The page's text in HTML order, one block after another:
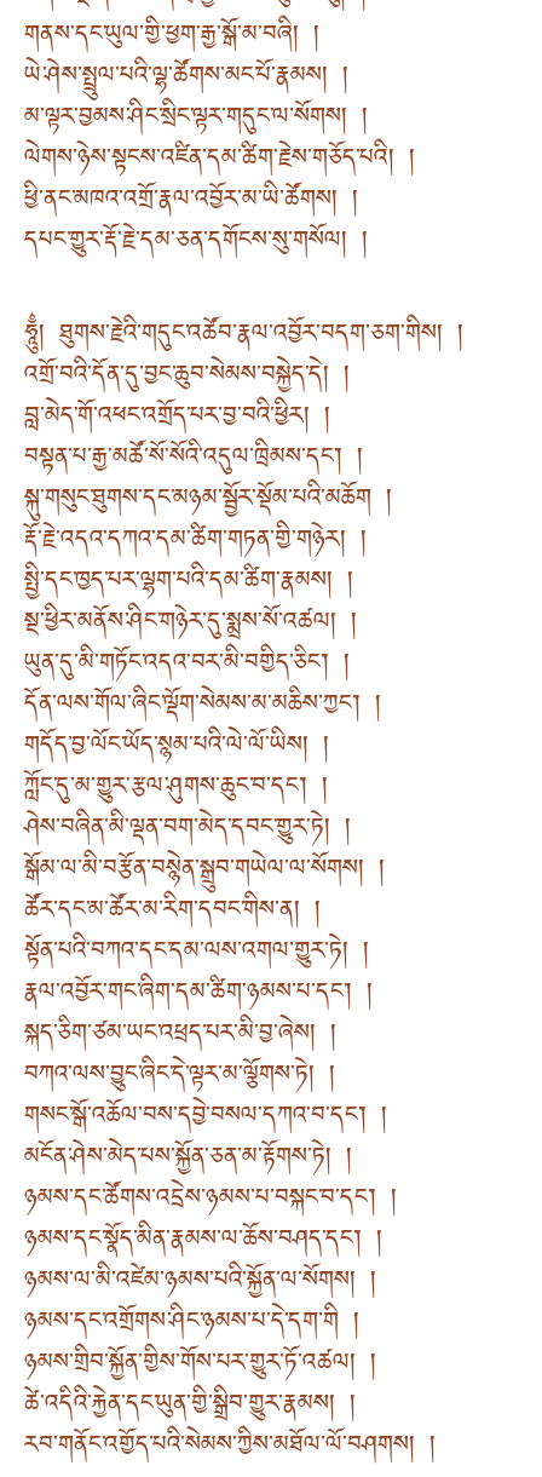
གནས་དང་ཡུལ་གྱི་ཕྱག་རྒྱ་སྒོ་མ་བཞི། །
ཡེ་ཤེས་སྤྲུལ་པའི་ལྷ་ཚོགས་མང་པོ་རྣམས། །
མ་ལྟར་བྱམས་ཤིང་སྲིང་ལྟར་གདུང་ལ་སོགས། །
ལེགས་ཉེས་སྟངས་འཛིན་དམ་ཚིག་རྗེས་གཅོད་པའི། །
ཕྱི་ནང་མཁའ་འགྲོ་རྣལ་འབྱོར་མ་ཡི་ཚོགས། །
དཔང་གྱུར་རྡོ་རྗེ་དམ་ཅན་དགོངས་སུ་གསོལ། །
ཧཱུྂ། ཐུགས་རྗེའི་གདུང་འཚོབ་རྣལ་འབྱོར་བདག་ཅག་གིས། །
འགྲོ་བའི་དོན་དུ་བྱང་ཆུབ་སེམས་བསྐྱེད་དེ། །
བླ་མེད་གོ་འཕང་འགྲོད་པར་བྱ་བའི་ཕྱིར། །
བསྟན་པ་རྒྱ་མཚོ་སོ་སོའི་འདུལ་ཁྲིམས་དང༌། །
སྐུ་གསུང་ཐུགས་དང་མཉམ་སྦྱོར་སྡོམ་པའི་མཆོག །
རྡོ་རྗེ་འདའ་དཀའ་དམ་ཚིག་གཏན་གྱི་གཉེར། །
སྤྱི་དང་ཁྱད་པར་ལྷག་པའི་དམ་ཚིག་རྣམས། །
སྔ་ཕྱིར་མནོས་ཤིང་གཉེར་དུ་སྨྲས་སོ་འཚལ། །
ཡུན་དུ་མི་གཏོང་འདའ་བར་མི་བགྱིད་ཅིང་། །
དོན་ལས་གོལ་ཞིང་ལྡོག་སེམས་མ་མཆིས་ཀྱང༌། །
གདོད་བྱ་ལོང་ཡོད་སྙམ་པའི་ལེ་ལོ་ཡིས། །
ཀློང་དུ་མ་གྱུར་རྩལ་ཤུགས་ཆུང་བ་དང༌། །
ཤེས་བཞིན་མི་ལྡན་བག་མེད་དབང་གྱུར་ཏེ། །
སྒོམ་ལ་མི་བརྩོན་བསྙེན་སྒྲུབ་གཡེལ་ལ་སོགས། །
ཚོར་དང་མ་ཚོར་མ་རིག་དབང་གིས་ན། །
སྟོན་པའི་བཀའ་དང་དམ་ལས་འགལ་གྱུར་ཏེ། །
རྣལ་འབྱོར་གང་ཞིག་དམ་ཚིག་ཉམས་པ་དང༌། །
སྐད་ཅིག་ཙམ་ཡང་འཕྲད་པར་མི་བྱ་ཞེས། །
བཀའ་ལས་བྱུང་ཞིང་དེ་ལྟར་མ་ལྕོགས་ཏེ། །
གསང་སྒོ་འཆོལ་བས་དབྱེ་བསལ་དཀའ་བ་དང༌། །
མངོན་ཤེས་མེད་པས་སྐྱོན་ཅན་མ་རྟོགས་ཏེ། །
ཉམས་དང་ཚོགས་འདྲེས་ཉམས་པ་བསྐང་བ་དང༌། །
ཉམས་དང་སྣོད་མིན་རྣམས་ལ་ཆོས་བཤད་དང༌། །
ཉམས་ལ་མི་འཛེམ་ཉམས་པའི་སྐྱོན་ལ་སོགས། །
ཉམས་དང་འགྲོགས་ཤིང་ཉམས་པ་དེ་དག་གི །
ཉམས་གྲིབ་སྐྱོན་གྱིས་གོས་པར་གྱུར་ཏོ་འཚལ། །
ཚེ་འདིའི་རྐྱེན་དང་ཡུན་གྱི་སྒྲིབ་གྱུར་རྣམས། །
རབ་གནོང་འགྱོད་པའི་སེམས་ཀྱིས་མཐོལ་ལོ་བཤགས། །